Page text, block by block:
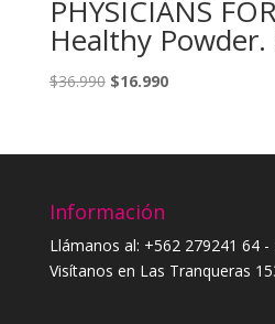
PHYSICIANS
Healthy Powder.
$36.990 El
era:
$16.990El
es:
Información
Llámanos al: +562 279241 64
Visítanos en Las Tranqueras